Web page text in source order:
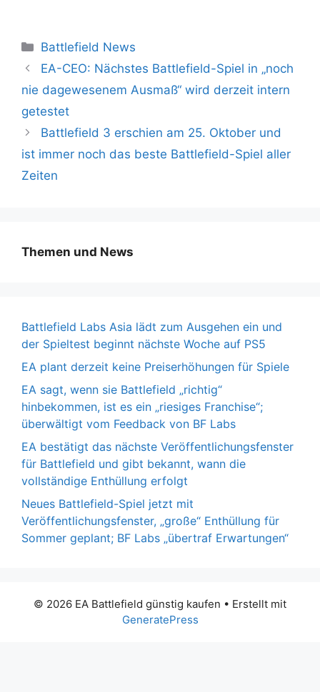
Kategorien
Battlefield News
EA-CEO: Nächstes Battlefield-Spiel in „noch
nie dagewesenem Ausmaß“ wird derzeit intern
getestet
Battlefield 3 erschien am 25. Oktober und
ist immer noch das beste Battlefield-Spiel aller
Zeiten
Themen und News
Battlefield Labs Asia lädt zum Ausgehen ein und
der Spieltest beginnt nächste Woche auf PS5
EA plant derzeit keine Preiserhöhungen für Spiele
EA sagt, wenn sie Battlefield „richtig“
hinbekommen, ist es ein „riesiges Franchise“;
überwältigt vom Feedback von BF Labs
EA bestätigt das nächste Veröffentlichungsfenster
für Battlefield und gibt bekannt, wann die
vollständige Enthüllung erfolgt
Neues Battlefield-Spiel jetzt mit
Veröffentlichungsfenster, „große“ Enthüllung für
Sommer geplant; BF Labs „übertraf Erwartungen“
© 2026 EA Battlefield günstig kaufen • Erstellt mit
GeneratePress